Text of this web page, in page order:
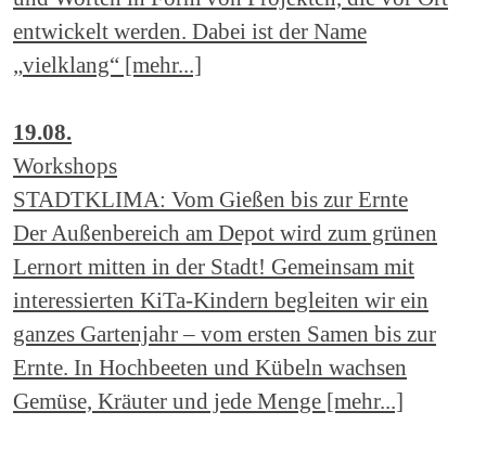
entwickelt werden. Dabei ist der Name
„vielklang“ [mehr...]
19.08.
Workshops
STADTKLIMA: Vom Gießen bis zur Ernte
Der Außenbereich am Depot wird zum grünen
Lernort mitten in der Stadt! Gemeinsam mit
interessierten KiTa-Kindern begleiten wir ein
ganzes Gartenjahr – vom ersten Samen bis zur
Ernte. In Hochbeeten und Kübeln wachsen
Gemüse, Kräuter und jede Menge [mehr...]